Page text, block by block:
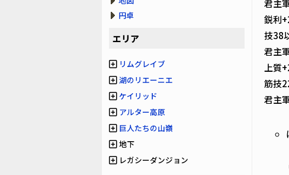
君主
鋭利
技38
君主
上質
筋技
君主
円卓
エリア
リムグレイブ
湖のリエーニエ
ケイリッド
アルター高原
巨人たちの山嶺
地下
レガシーダンジョン